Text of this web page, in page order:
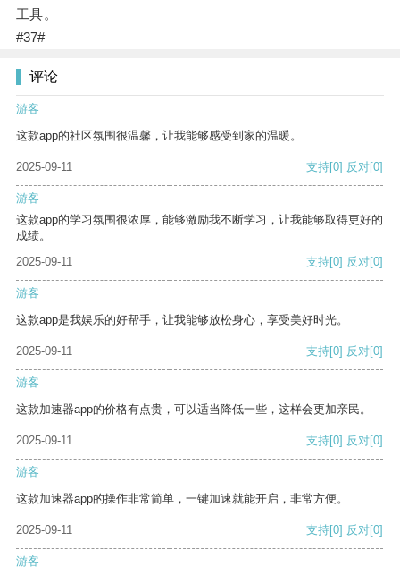
工具。
#37#
评论
游客
这款app的社区氛围很温馨，让我能够感受到家的温暖。
2025-09-11 支持[0] 反对[0]
游客
这款app的学习氛围很浓厚，能够激励我不断学习，让我能够取得更好的
成绩。
2025-09-11
支持[0] 反对[0]
游客
这款app是我娱乐的好帮手，让我能够放松身心，享受美好时光。
2025-09-11 支持[0] 反对[0]
游客
这款加速器app的价格有点贵，可以适当降低一些，这样会更加亲民。
2025-09-11 支持[0] 反对[0]
游客
这款加速器app的操作非常简单，一键加速就能开启，非常方便。
2025-09-11 支持[0] 反对[0]
游客